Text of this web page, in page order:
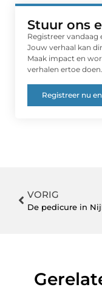
Stuur ons
Registreer
Jouw verhaal kan
Maak impact en
verhalen ertoe doen.
Registreer nu
VORIG